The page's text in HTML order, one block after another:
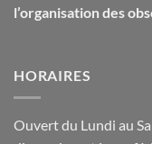
l’organisation des
HORAIRES
Ouvert du Lundi au